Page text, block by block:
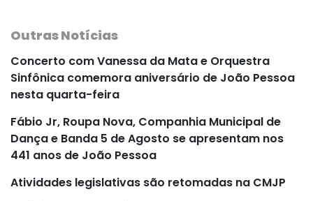
Outras Notícias
Concerto com Vanessa da Mata e Orquestra
Sinfônica comemora aniversário de João Pessoa
nesta quarta-feira
Fábio Jr, Roupa Nova, Companhia Municipal de
Dança e Banda 5 de Agosto se apresentam nos
441 anos de João Pessoa
Atividades legislativas são retomadas na CMJP